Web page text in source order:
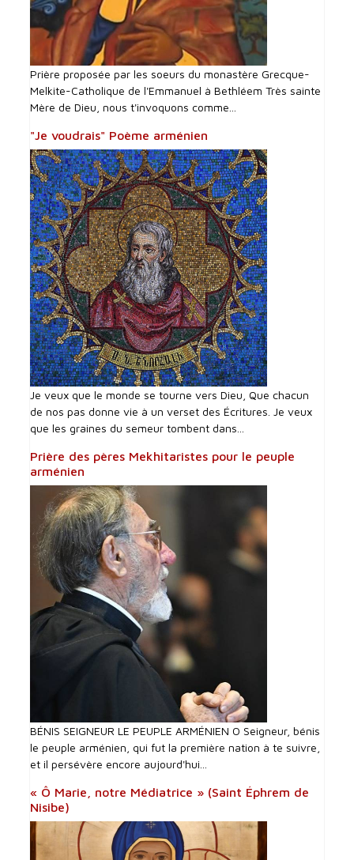
Prière proposée par les soeurs du monastère Grecque-
Melkite-Catholique de l'Emmanuel à Bethléem Très sainte
Mère de Dieu, nous t'invoquons comme...
"Je voudrais" Poème arménien
Je veux que le monde se tourne vers Dieu, Que chacun
de nos pas donne vie à un verset des Écritures. Je veux
que les graines du semeur tombent dans...
Prière des pères Mekhitaristes pour le peuple
arménien
BÉNIS SEIGNEUR LE PEUPLE ARMÉNIEN O Seigneur, bénis
le peuple arménien, qui fut la première nation à te suivre,
et il persévère encore aujourd'hui...
« Ô Marie, notre Médiatrice » (Saint Éphrem de
Nisibe)